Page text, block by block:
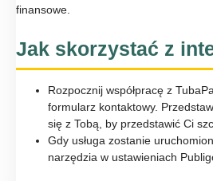
finansowe.
Jak skorzystać z
Rozpocznij współpracę z
formularz kontaktowy.
się z Tobą, by przedstawić Ci
Gdy usługa zostanie
narzędzia w ustawieniach